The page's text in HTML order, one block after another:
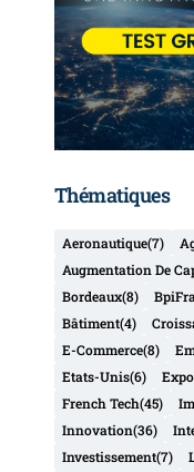
Thématiques
Aeronautique(7)
Augmentation De
Bordeaux(8)
Bâtiment(4)
E-Commerce(8)
Etats-Unis(6)
French Tech(45)
Innovation(36)
Investissement(7)